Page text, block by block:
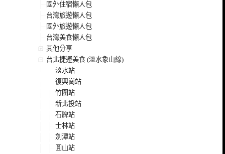
國外住宿懶人包
台灣旅遊懶人包
國外旅遊懶人包
台灣美食懶人包
其他分享
台北捷運美食 (淡水象山線)
淡水站
復興崗站
竹圍站
新北投站
石牌站
士林站
劍潭站
圓山站